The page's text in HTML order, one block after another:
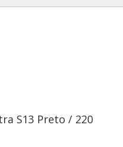
S13 Preto / 220